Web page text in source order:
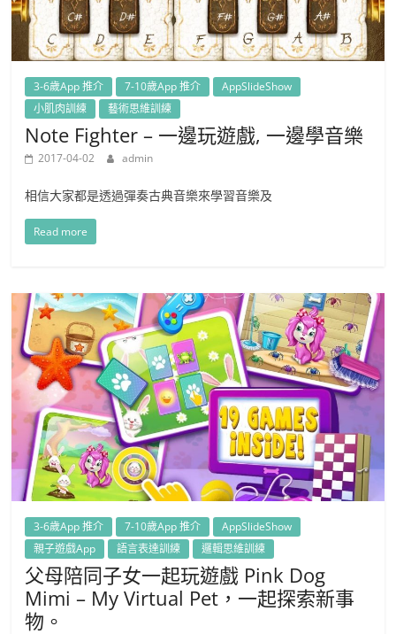
3-6歲App 推介 7-10歲App 推介
AppSlideShow
小肌肉訓練
藝術思維訓練
Note Fighter – 一邊玩遊戲, 一邊學音樂
2017-04-02 admin
相信大家都是透過彈奏古典音樂來學習音樂及
Read more
3-6歲App 推介 7-10歲App 推介
AppSlideShow
親子遊戲App
語言表達訓練 邏輯思維訓練
父母陪同子女一起玩遊戲 Pink Dog
Mimi – My Virtual Pet，一起探索新事
物。